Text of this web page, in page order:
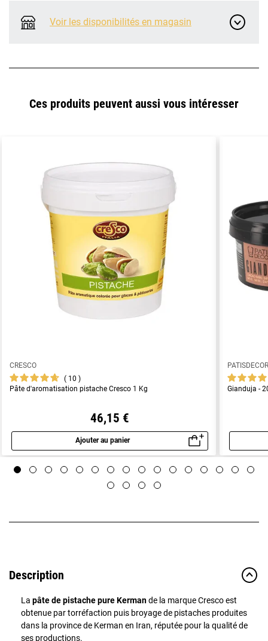
Voir les disponibilités en magasin
Ces produits peuvent aussi vous intéresser
CRESCO
10
Pâte d'aromatisation pistache Cresco 1 Kg
46,15 €
Ajouter au panier
Aperçu rapide
Gianduja -
Description
La pâte de pistache pureKermande la marque Cresco est
obtenue par torréfaction puis broyage de pistaches produites
dans la province de Kerman en Iran, réputée pour la qualité de
ses productions.